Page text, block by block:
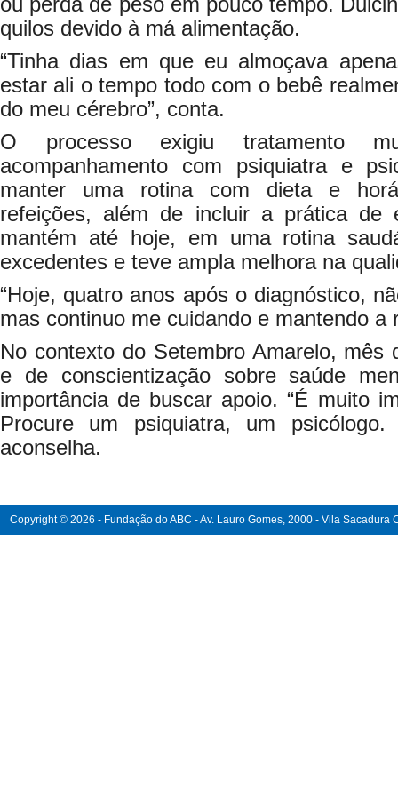
quilos devido à má alimentação.
“Tinha dias em que eu almoçava
estar ali o tempo todo com o bebê
do meu cérebro”, conta.
O processo exigiu tratamento
acompanhamento com psiquiatra e
manter uma rotina com dieta e
refeições, além de incluir a prática de
mantém até hoje, em uma rotina
excedentes e teve ampla melhora na
“Hoje, quatro anos após o diagnóstico,
mas continuo me cuidando e mantendo a
No contexto do Setembro Amarelo, mês
e de conscientização sobre saúde
importância de buscar apoio. “É muito
Procure um psiquiatra, um
aconselha.
Copyright © 2026 - Fundação do ABC - Av. Lauro Gomes, 2000 - Vila